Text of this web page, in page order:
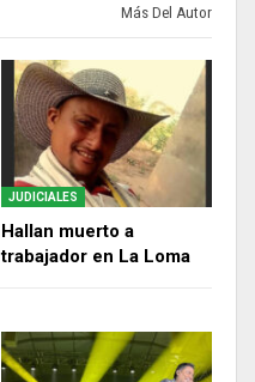
Más Del Autor
JUDICIALES
Hallan muerto a
trabajador en La Loma